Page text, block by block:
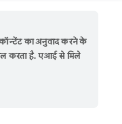
का अनुवाद करने के
करता है. एआई से मिले